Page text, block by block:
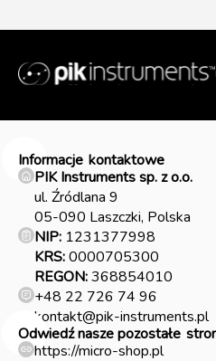
Informacje kontaktowe
PIK Instruments sp. z o.o.
ul. Źródlana 9
05-090 Laszczki, Polska
NIP: 1231377998
KRS:0000705300
REGON:368854010
+48 22 726 74 96
kontakt@pik-instruments.pl
Odwiedź nasze pozostałe
https://micro-shop.pl